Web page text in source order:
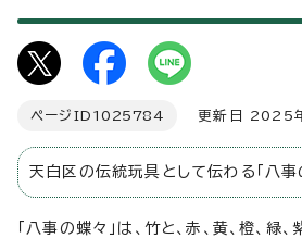
ページID 1025784 更新日 2025
天白区の伝統玩具として伝わる「八事
「八事の蝶々」は、竹と、赤、黄、橙、緑